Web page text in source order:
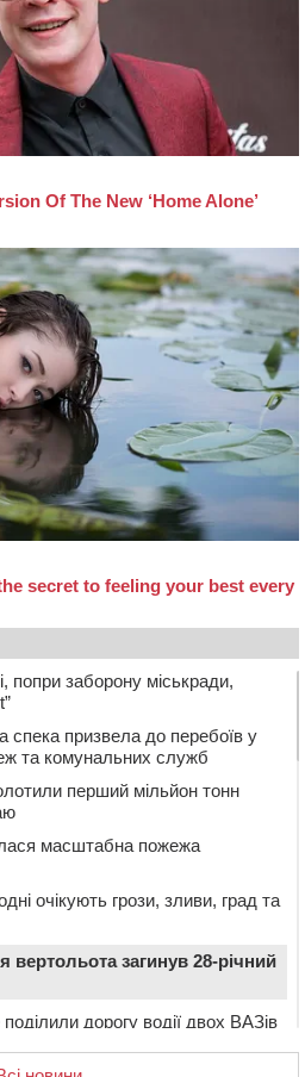
попри заборону міськради,
спека призвела до перебоїв у
та комунальних служб
перший мільйон тонн
масштабна пожежа
очікують грози, зливи, град та
вертольота загинув 28-річний
дорогу водії двох ВАЗів
серпня обмежать рух